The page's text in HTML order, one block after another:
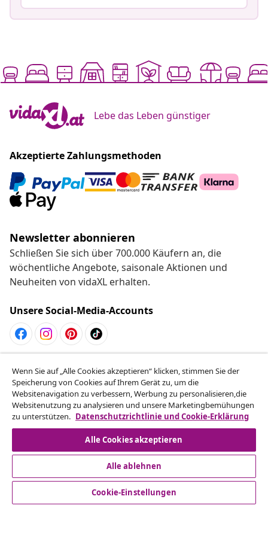
Lebe das Leben günstiger
Akzeptierte Zahlungsmethoden
Newsletter abonnieren
Schließen Sie sich über 700.000 Käufern an, die
wöchentliche Angebote, saisonale Aktionen und
Neuheiten von vidaXL erhalten.
Unsere Social-Media-Accounts
Vom Vertrag zurücktreten
Reiche einen Widerrufsantrag für deine Bestellung
ein.
Vom Vertrag zurücktreten
Kundenservice
Wenn Sie auf „Alle Cookies akzeptieren“ klicken, stimmen Sie der
Speicherung von Cookies auf Ihrem Gerät zu, um die
Websitenavigation zu verbessern, Werbung zu personalisieren,die
Websitenutzung zu analysieren und unsere Marketingbemühungen
zu unterstützen. Datenschutzrichtlinie und Cookie-Erklärung
Alle Cookies akzeptieren
Alle ablehnen
Cookie-Einstellungen